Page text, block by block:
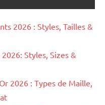
2026 : Styles, Tailles &
Styles, Sizes &
2026 : Types de Maille,